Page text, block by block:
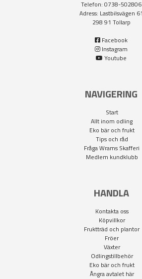
Telefon: 0738-502806
Adress: Lastbilsvägen 61
298 91 Tollarp
Facebook
Instagram
Youtube
NAVIGERING
Start
Allt inom odling
Eko bär och frukt
Tips och råd
Fråga Wrams Skafferi
Medlem kundklubb
HANDLA
Kontakta oss
Köpvillkor
Fruktträd och plantor
Fröer
Växter
Odlingstillbehör
Eko bär och frukt
Ångra avtalet här